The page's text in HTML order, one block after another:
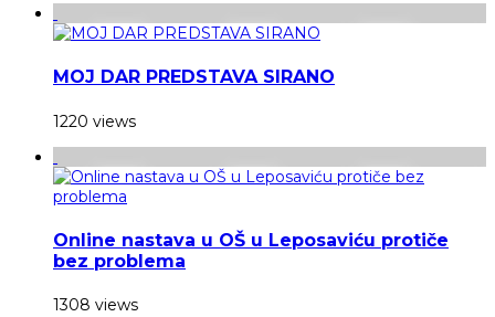
MOJ DAR PREDSTAVA SIRANO
1220 views
Online nastava u OŠ u Leposaviću protiče
bez problema
1308 views